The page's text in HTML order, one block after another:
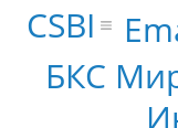
БКС
CSBI